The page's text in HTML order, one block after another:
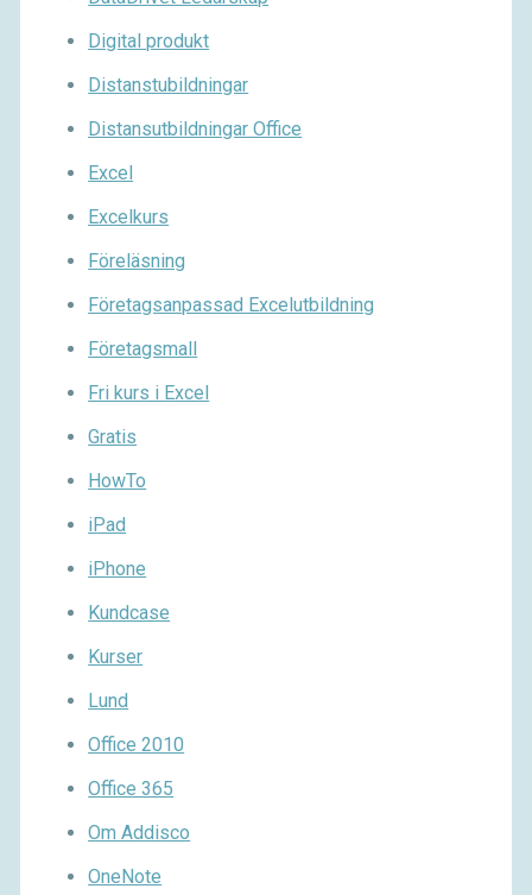
Digital produkt
Distanstubildningar
Distansutbildningar Office
Excel
Excelkurs
Föreläsning
Företagsanpassad Excelutbildning
Företagsmall
Fri kurs i Excel
Gratis
HowTo
iPad
iPhone
Kundcase
Kurser
Lund
Office 2010
Office 365
Om Addisco
OneNote